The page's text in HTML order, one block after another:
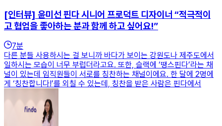
[인터뷰] 윤미선 핀다 시니어 프로덕트 디자이너 “적극적이
고 협업을 좋아하는 분과 함께 하고 싶어요!”
7분
다른 분들 사용하시는 걸 보니까 바다가 보이는 강원도나 제주도에서
일하시는 모습이 너무 부럽더라고요. 또한, 슬랙에 ‘땡스핀다’라는 채
널이 있는데 임직원들이 서로를 칭찬하는 채널이에요. 한 달에 2명에
게 ‘칭찬합니다!’를 외칠 수 있는데, 칭찬을 받은 사람은 핀다에서